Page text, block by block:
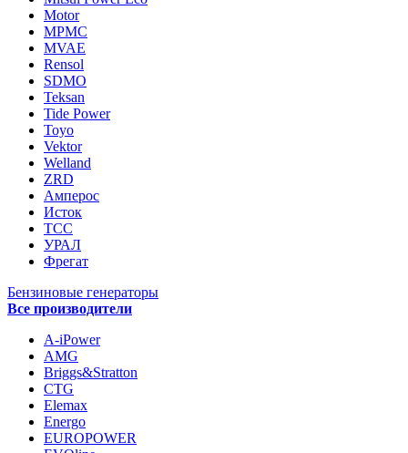
Motor
MPMC
MVAE
Rensol
SDMO
Teksan
Tide Power
Toyo
Vektor
Welland
ZRD
Амперос
Исток
ТСС
УРАЛ
Фрегат
Бензиновые генераторы
Все производители
A-iPower
AMG
Briggs&Stratton
CTG
Elemax
Energo
EUROPOWER